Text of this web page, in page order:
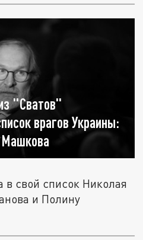
"Сватов"
врагов Украины:
Машкова
свой список Николая
и Полину